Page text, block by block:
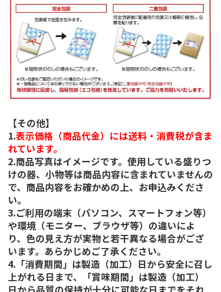
【その他】
1.表示価格（商品代金）には送料・消費税が含ま
れています。
2.商品写真はイメージです。使用している盛りつ
けの器、小物等は商品内容に含まれていませんの
で、商品内容をお確かめの上、お申込みくださ
い。
3.ご利用の端末（パソコン、スマートフォン等）
や環境（モニター、ブラウザ等）の違いによ
り、色の見え方が実物と若干異なる場合がござ
います。あらかじめご了承ください。
4.「消費期間」は製造（加工）日から安全に召し
上がれる日まで、「賞味期間」は製造（加工）